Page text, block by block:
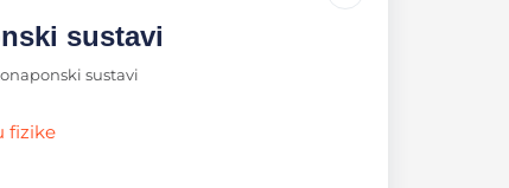
sustavi
sustavi
fizike